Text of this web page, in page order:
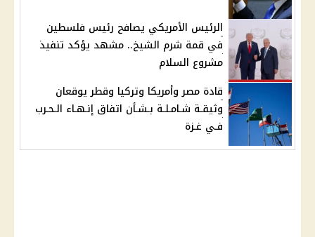
الرئيس الأمريكي يصافح رئيس فلسطين
في قمة شرم الشيخ.. مشهد يؤكد تنفيذ
مشروع السلام
قادة مصر وأمريكا وتركيا وقطر يوقعان
وثيقـة شـامـلـة بـشـأن اتفاق إنـهـاء الـحـرب
فـي غـزة